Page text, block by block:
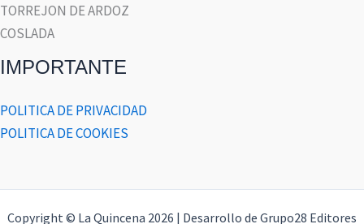
TORREJON DE ARDOZ
COSLADA
IMPORTANTE
POLITICA DE PRIVACIDAD
POLITICA DE COOKIES
Copyright © La Quincena 2026 | Desarrollo de Grupo28 Editores